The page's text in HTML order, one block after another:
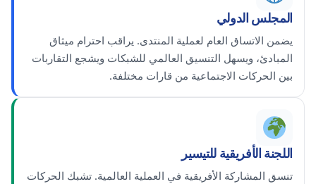
المجلس الدولي
يضمن الاتساق العام لعملية المنتدى. يراقب احترام ميثاق
المبادئ، ويسهل التنسيق العالمي للشبكات ويشجع التقاربات
بين الحركات الاجتماعية من قارات مختلفة.
اللجنة الأفريقية للتيسير
تنسق المشاركة الأفريقية في العملية العالمية. تشبك الحركات